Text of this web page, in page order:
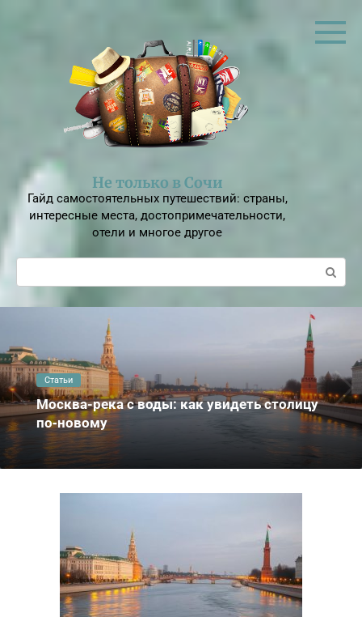
Не только в Сочи
Гайд самостоятельных путешествий: страны,
интересные места, достопримечательности,
отели и многое другое
Поиск:
Статьи
Москва-река с воды: как увидеть столицу
по‑новому